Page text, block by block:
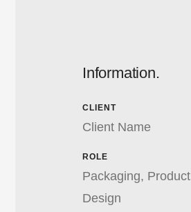
Information.
CLIENT
Client Name
ROLE
Packaging, Product
Design